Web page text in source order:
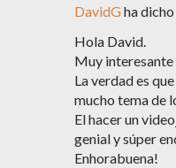
DavidGha
Hola David.
Muy
La verdad es
mucho tema de
El hacer un
genial y súper
Enhorabuena!